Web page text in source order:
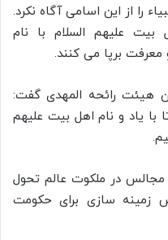
را از این اسامی آگاه نکرد.
علیهم السلام با نام
معرفت برپا می کنند.
هیئت رائحه المهدی گفت:
با یاد و نام اهل بیت علیهم
مجالس در ملکوت عالم تحول
زمینه سازی برای حکومت